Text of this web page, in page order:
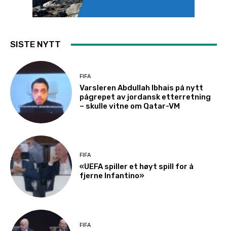
SISTE NYTT
FIFA
Varsleren Abdullah Ibhais på nytt
pågrepet av jordansk etterretning
– skulle vitne om Qatar-VM
FIFA
«UEFA spiller et høyt spill for å
fjerne Infantino»
FIFA